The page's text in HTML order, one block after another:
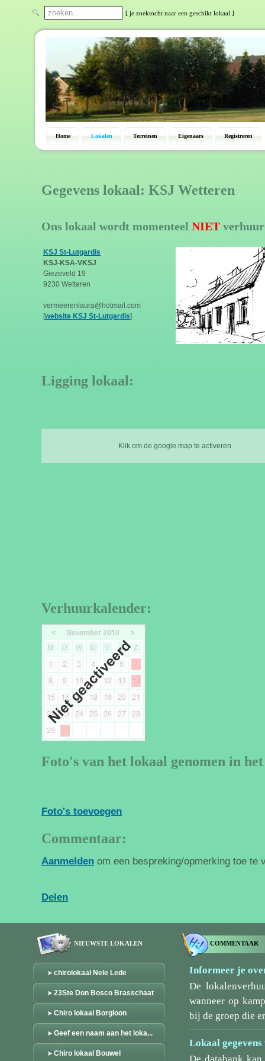
[ je zoektocht naar een geschikt lokaal ]
Home Lokalen Terreinen Eigenaars Registreren
Gegevens lokaal: KSJ Wetteren
Ons lokaal wordt momenteel NIET
KSJ St-Lutgardis
KSJ-KSA-VKSJ
Giezeveld 19
9230 Wetteren
vermeerenlaura@hotmail.com
[website KSJ St-Lutgardis]
Ligging lokaal:
Klik om de google map te activeren
Verhuurkalender:
Foto's van het lokaal genomen in
Foto's toevoegen
Commentaar:
Aanmelden om een bespreking/opmerking toe te
Delen
NIEUWSTE LOKALEN
chirolokaal Nele Lede
23Ste Don Bosco Brasschaat
Chiro lokaal Borgloon
Geef een naam aan het loka...
Chiro lokaal Bouwel
COMMENTAAR
Informeer je
De
wanneer op
bij de groep die
Lokaal